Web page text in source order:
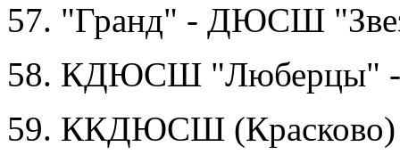
57. "Гранд" - ДЮСШ
58. КДЮСШ "Люберцы" -
59. ККДЮСШ